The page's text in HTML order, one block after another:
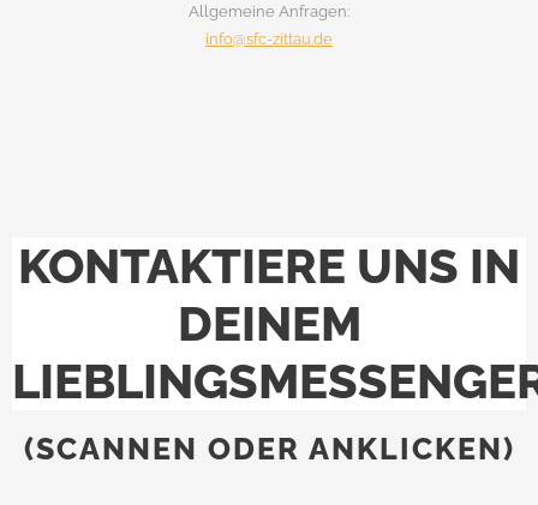
Allgemeine Anfragen:
info@sfc-zittau.de
KONTAKTIERE UNS IN
DEINEM
(SCANNEN ODER ANKLICKEN)